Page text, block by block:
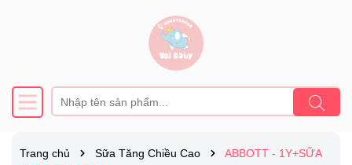
Trang chủ Sữa Tăng Chiều Cao
ABBOTT - 1Y+SỮA